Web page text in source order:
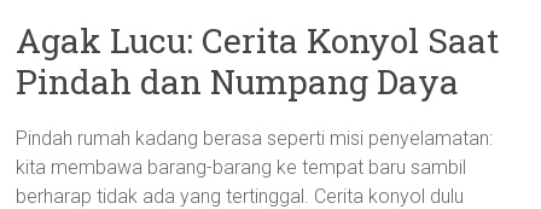
Agak Lucu: Cerita Konyol Saat
Pindah dan Numpang Daya
Pindah rumah kadang berasa seperti misi penyelamatan:
kita membawa barang-barang ke tempat baru sambil
berharap tidak ada yang tertinggal. Cerita konyol dulu